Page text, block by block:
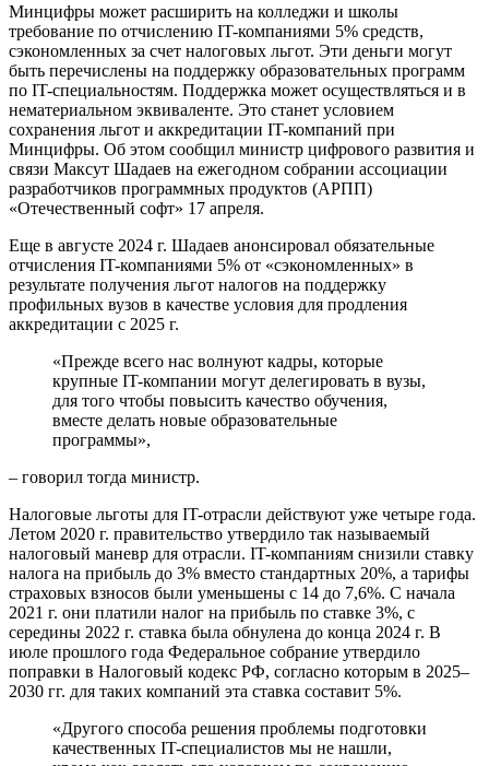
Минцифры может расширить на колледжи и школы
требование по отчислению IT-компаниями 5% средств,
сэкономленных за счет налоговых льгот. Эти деньги могут
быть перечислены на поддержку образовательных программ
по IT-специальностям. Поддержка может осуществляться и в
нематериальном эквиваленте. Это станет условием
сохранения льгот и аккредитации IT-компаний при
Минцифры. Об этом сообщил министр цифрового развития и
связи Максут Шадаев на ежегодном собрании ассоциации
разработчиков программных продуктов (АРПП)
«Отечественный софт» 17 апреля.
Еще в августе 2024 г. Шадаев анонсировал обязательные
отчисления IT-компаниями 5% от «сэкономленных» в
результате получения льгот налогов на поддержку
профильных вузов в качестве условия для продления
аккредитации с 2025 г.
«Прежде всего нас волнуют кадры, которые
крупные IT-компании могут делегировать в вузы,
для того чтобы повысить качество обучения,
вместе делать новые образовательные
программы»,
– говорил тогда министр.
Налоговые льготы для IT-отрасли действуют уже четыре года.
Летом 2020 г. правительство утвердило так называемый
налоговый маневр для отрасли. IT-компаниям снизили ставку
налога на прибыль до 3% вместо стандартных 20%, а тарифы
страховых взносов были уменьшены с 14 до 7,6%. С начала
2021 г. они платили налог на прибыль по ставке 3%, с
середины 2022 г. ставка была обнулена до конца 2024 г. В
июле прошлого года Федеральное собрание утвердило
поправки в Налоговый кодекс РФ, согласно которым в 2025–
2030 гг. для таких компаний эта ставка составит 5%.
«Другого способа решения проблемы подготовки
качественных IT-специалистов мы не нашли,